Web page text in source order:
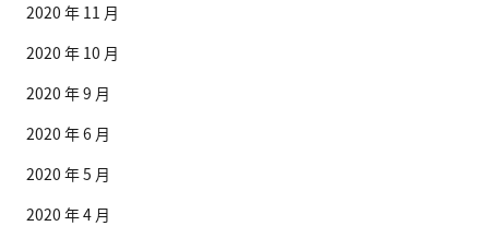
2020 年 11 月
2020 年 10 月
2020 年 9 月
2020 年 6 月
2020 年 5 月
2020 年 4 月